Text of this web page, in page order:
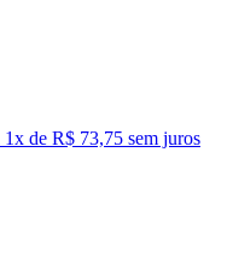
1x de R$ 73,75 sem juros